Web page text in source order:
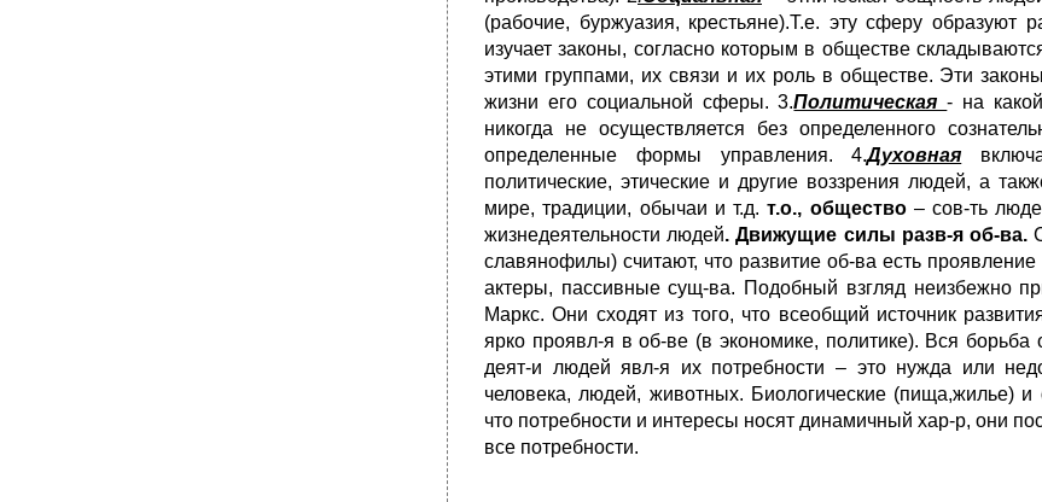
(рабочие, буржуазия, крестьяне).Т.е. эту сферу
изучает законы, согласно которым в обществе
этими группами, их связи и их роль в обществе. Эти
жизни его социальной сферы. 3.Политическая- на
никогда не осуществляется без определенного
определенные формы управления. 4.Духовная
политические, этические и другие воззрения людей, а
мире, традиции, обычаи и т.д.т.о., общество– сов-ть
жизнедеятельности людей. Движущие силы разв-я об-ва.
славянофилы) считают, что развитие об-ва есть
актеры, пассивные сущ-ва. Подобный взгляд неизбежно
Маркс. Они сходят из того, что всеобщий источник
ярко проявл-я в об-ве (в экономике, политике). Вся
деят-и людей явл-я их потребности – это нужда или
человека, людей, животных. Биологические (пища,жилье)
что потребности и интересы носят динамичный хар-р, они
все потребности.